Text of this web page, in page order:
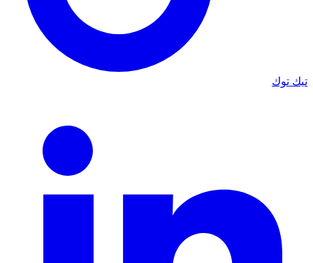
تيك توك